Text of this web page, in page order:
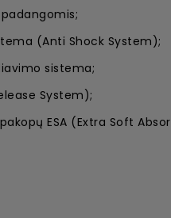
(Anti Shock System);
sistema;
System);
ESA (Extra Soft